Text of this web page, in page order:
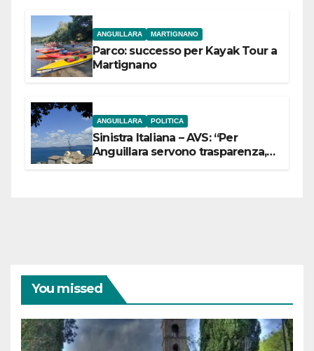
ANGUILLARA MARTIGNANO
Parco: successo per Kayak Tour a
Martignano
ANGUILLARA POLITICA
Sinistra Italiana – AVS: “Per
Anguillara servono trasparenza,
You missed